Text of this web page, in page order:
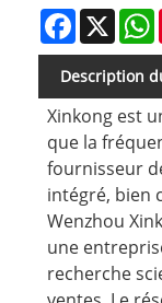
Facebook
X
Description
Xinkong est
que la
fournisseur
intégré, bien
Wenzhou
une
recherche